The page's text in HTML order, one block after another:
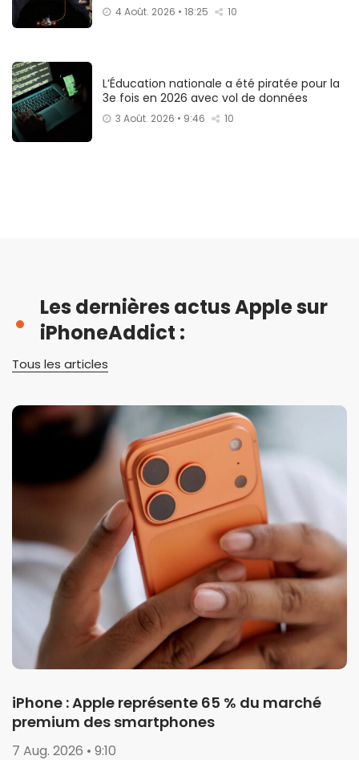
4 Août. 2026 • 18:25 10
L’Éducation nationale a été piratée pour la
3e fois en 2026 avec vol de données
3 Août. 2026 • 9:46 10
Les dernières actus Apple sur
iPhoneAddict :
Tous les articles
iPhone : Apple représente 65 % du marché
premium des smartphones
7 Aug. 2026 • 9:10